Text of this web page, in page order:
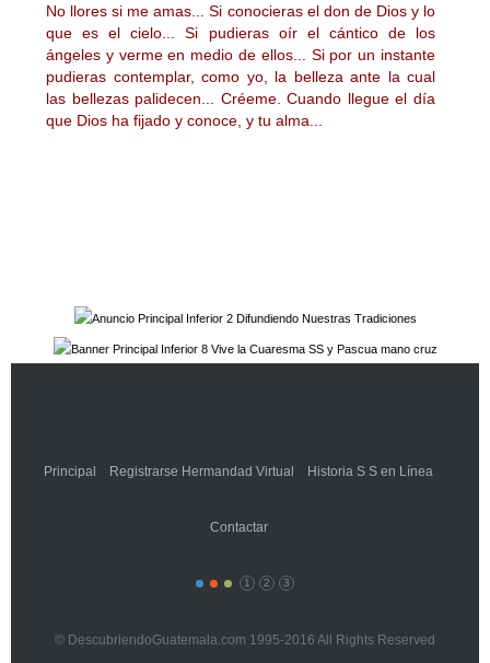
No llores si me amas... Si conocieras el don de Dios y lo
que es el cielo... Si pudieras oír el cántico de los
ángeles y verme en medio de ellos... Si por un instante
pudieras contemplar, como yo, la belleza ante la cual
las bellezas palidecen... Créeme. Cuando llegue el día
que Dios ha fijado y conoce, y tu alma...
Principal Registrarse Hermandad Virtual Historia S S en Línea
Contactar
1 2 3
© DescubriendoGuatemala.com 1995-2016 All Rights Reserved